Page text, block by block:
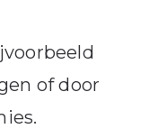
of door